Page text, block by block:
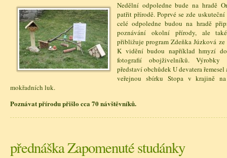
Nedělní odpoledne bude na hradě
patřit přírodě. Poprvé se zde uskuteční
celé odpoledne budou na hradě
poznávání okolní přírody, ale
přibližuje program Zdeňka Júzková ze
K vidění budou například hmyzí
fotografií obojživelníků. Výrobky
představí obchůdek U devatera
veřejnou sbírku Stopa v krajině
mokřadních luk.
Poznávat přírodu přišlo cca 70 návštěvníků.
přednáška Zapomenuté studánky